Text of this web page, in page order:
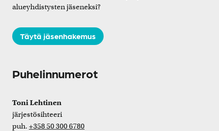
alueyhdistysten jäseneksi?
Täytä jäsenhakemus
Puhelinnumerot
Toni Lehtinen
järjestösihteeri
puh. +358 50 300 6780